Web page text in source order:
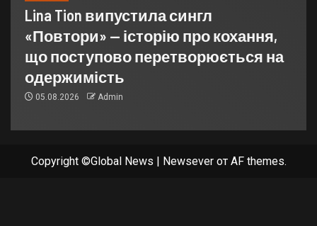
Lina Tion випустила сингл
«Повтори» — історію про кохання,
що поступово перетворюється на
одержимість
05.08.2026 Admin
Copyright ©Global News Newseverот AF themes.